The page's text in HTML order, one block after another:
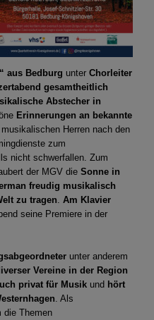
aus Bedburg unter Chorleiter
gesamtheitlich
Abstecher in
Erinnerungen an bekannte
Herren nach den
zum
nicht schwerfallen. Zum
der MGV die Sonne in
freudig musikalisch
zu tragen. Am Klavier
seine Premiere in der
unter anderem
Vereine in der Region
privat für Musik und hört
. Als
die Themen